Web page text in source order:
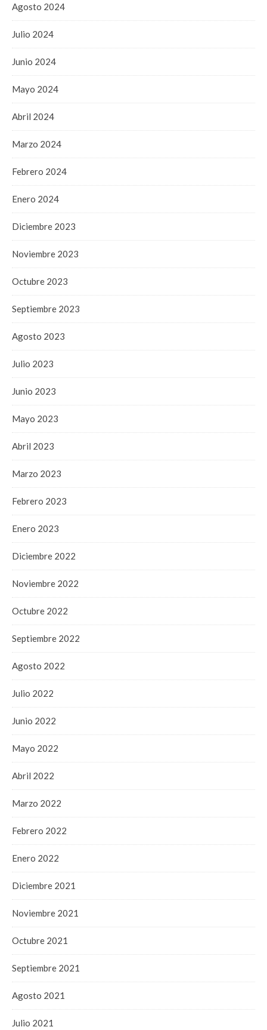
Agosto 2024
Julio 2024
Junio 2024
Mayo 2024
Abril 2024
Marzo 2024
Febrero 2024
Enero 2024
Diciembre 2023
Noviembre 2023
Octubre 2023
Septiembre 2023
Agosto 2023
Julio 2023
Junio 2023
Mayo 2023
Abril 2023
Marzo 2023
Febrero 2023
Enero 2023
Diciembre 2022
Noviembre 2022
Octubre 2022
Septiembre 2022
Agosto 2022
Julio 2022
Junio 2022
Mayo 2022
Abril 2022
Marzo 2022
Febrero 2022
Enero 2022
Diciembre 2021
Noviembre 2021
Octubre 2021
Septiembre 2021
Agosto 2021
Julio 2021